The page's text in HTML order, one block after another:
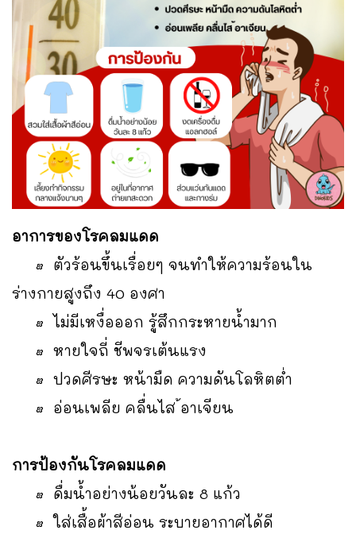
อาการของโรคลมแดด
• ตัวร้อนขึ้นเรื่อยๆ จนทำให้ความร้อนใน
ร่างกายสูงถึง 40 องศา
• ไม่มีเหงื่อออก รู้สึกกระหายน้ำมาก
• หายใจถี่ ชีพจรเต้นแรง
• ปวดศีรษะ หน้ามืด ความดันโลหิตต่ำ
• อ่อนเพลีย คลื่นไส ้อาเจียน
การป้องกันโรคลมแดด
• ดื่มน้ำอย่างน้อยวันละ 8 แก้ว
• ใส่เสื้อผ้าสีอ่อน ระบายอากาศได้ดี